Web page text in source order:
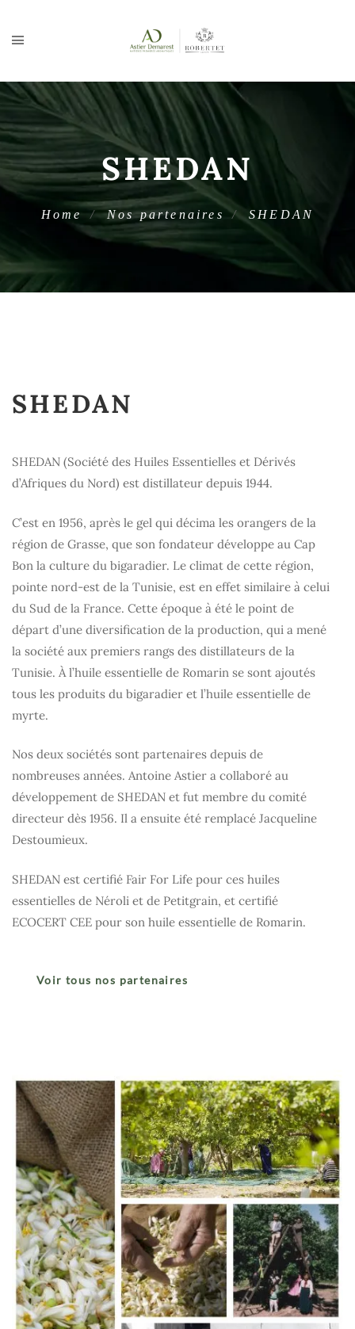
SHEDAN
Home Nos partenaires SHEDAN
SHEDAN
SHEDAN (Société des Huiles Essentielles et Dérivés
d’Afriques du Nord) est distillateur depuis 1944.
C’est en 1956, après le gel qui décima les orangers de la
région de Grasse, que son fondateur développe au Cap
Bon la culture du bigaradier. Le climat de cette région,
pointe nord-est de la Tunisie, est en effet similaire à celui
du Sud de la France. Cette époque à été le point de
départ d’une diversification de la production, qui a mené
la société aux premiers rangs des distillateurs de la
Tunisie. À l’huile essentielle de Romarin se sont ajoutés
tous les produits du bigaradier et l’huile essentielle de
myrte.
Nos deux sociétés sont partenaires depuis de
nombreuses années. Antoine Astier a collaboré au
développement de SHEDAN et fut membre du comité
directeur dès 1956. Il a ensuite été remplacé Jacqueline
Destoumieux.
SHEDAN est certifié Fair For Life pour ces huiles
essentielles de Néroli et de Petitgrain, et certifié
ECOCERT CEE pour son huile essentielle de Romarin.
Voir tous nos partenaires